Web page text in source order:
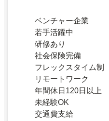
ベンチャー企業
若手活躍中
研修あり
社会保険完備
フレックスタイム制
リモートワーク
年間休日120日以上
未経験OK
交通費支給